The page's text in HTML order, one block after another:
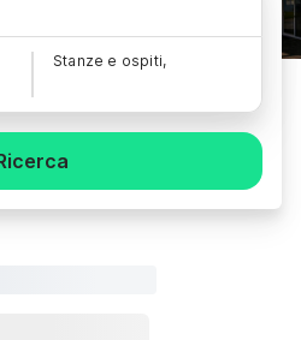
Stanze e ospiti,